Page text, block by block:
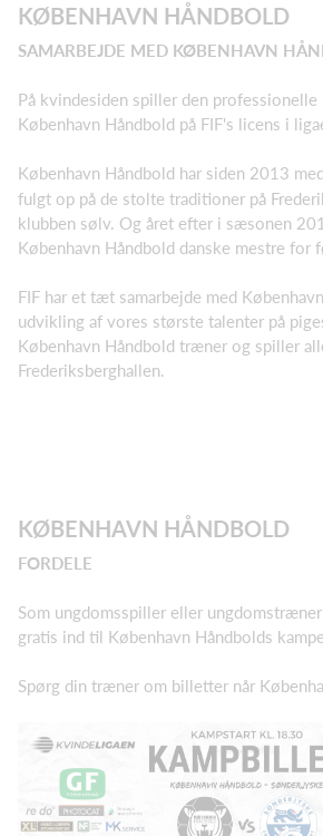
KØBENHAVN HÅNDBOLD
SAMARBEJDE MED KØBENHAVN
På kvindesiden spiller den professionelle
København Håndbold på FIF's licens i
København Håndbold har siden 2013
fulgt op på de stolte traditioner på
klubben sølv. Og året efter i sæsonen
København Håndbold danske mestre for
FIF har et tæt samarbejde med
udvikling af vores største talenter på
København Håndbold træner og spiller
Frederiksberghallen.
KØBENHAVN HÅNDBOLD
FORDELE
Som ungdomsspiller eller
gratis ind til København Håndbolds kampe.
Spørg din træner om billetter når